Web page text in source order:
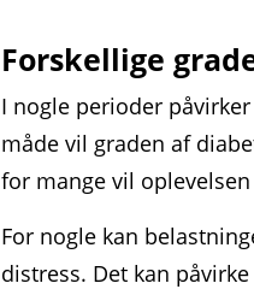
Forskellige
I nogle perioder
måde vil graden af
for mange vil
For nogle kan
distress. Det kan